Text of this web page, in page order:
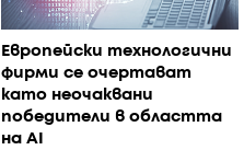
Европейски технологични
фирми се очертават
като неочаквани
победители в областта
на AI